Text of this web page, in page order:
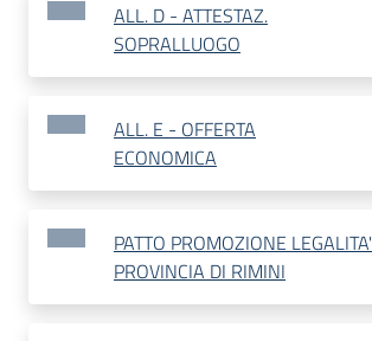
ALL. D - ATTESTAZ.
SOPRALLUOGO
ALL. E - OFFERTA
ECONOMICA
PATTO PROMOZIONE LEGALITA'
PROVINCIA DI RIMINI